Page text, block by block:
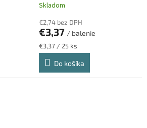
Skladom
€2,74 bez DPH
€3,37 / balenie
Jednotková
cena:
€3,37 / 25 ks
Do košíka